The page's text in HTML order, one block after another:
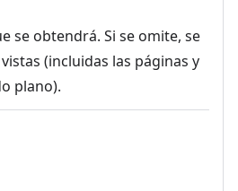
se obtendrá. Si se omite, se
(incluidas las páginas y
plano).